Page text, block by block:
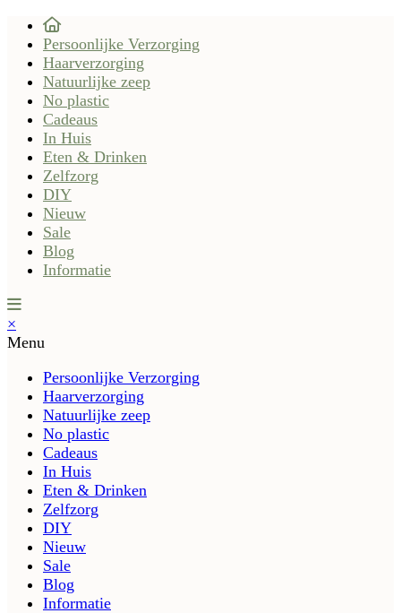
Persoonlijke Verzorging
Haarverzorging
Natuurlijke zeep
No plastic
Cadeaus
In Huis
Eten & Drinken
Zelfzorg
DIY
Nieuw
Sale
Blog
Informatie
×
Menu
Persoonlijke Verzorging
Haarverzorging
Natuurlijke zeep
No plastic
Cadeaus
In Huis
Eten & Drinken
Zelfzorg
DIY
Nieuw
Sale
Blog
Informatie